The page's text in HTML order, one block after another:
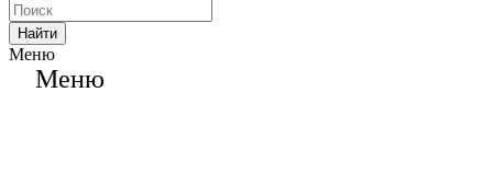
Найти
Меню
Меню